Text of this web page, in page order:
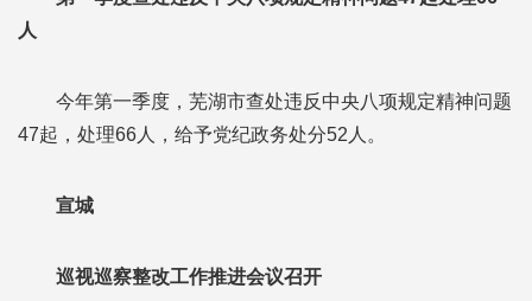
人
今年第一季度，芜湖市查处违反中央八项规定精神问题
47起，处理66人，给予党纪政务处分52人。
宣城
巡视巡察整改工作推进会议召开